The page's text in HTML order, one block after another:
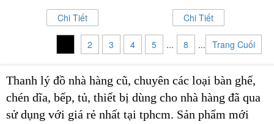
Chi Tiết Chi Tiết
2 3 4 5 ... 8 ... Trang Cuối
Thanh lý đồ nhà hàng cũ, chuyên các loại bàn ghế,
chén dĩa, bếp, tủ, thiết bị dùng cho nhà hàng đã qua
sử dụng với giá rẻ nhất tại tphcm. Sản phẩm mới